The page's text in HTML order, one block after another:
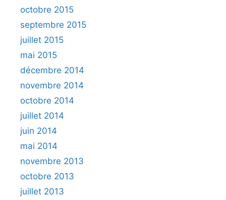
octobre 2015
septembre 2015
juillet 2015
mai 2015
décembre 2014
novembre 2014
octobre 2014
juillet 2014
juin 2014
mai 2014
novembre 2013
octobre 2013
juillet 2013